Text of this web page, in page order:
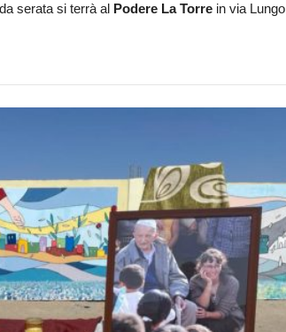
serata si terrà al Podere La Torre in via Lungo